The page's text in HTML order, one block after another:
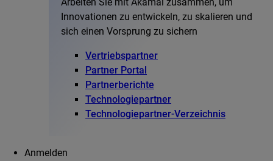
Arbeiten Sie mit Akamai zusammen, um
Innovationen zu entwickeln, zu skalieren und
sich einen Vorsprung zu sichern
Vertriebspartner
Partner Portal
Partnerberichte
Technologiepartner
Technologiepartner-Verzeichnis
Anmelden